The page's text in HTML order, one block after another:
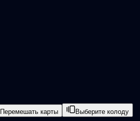
Перемешать карты Выберите колоду